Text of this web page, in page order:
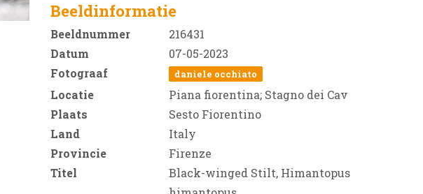
Beeldinformatie
Beeldnummer
216431
Datum
07-05-2023
Fotograaf
daniele occhiato
Locatie
Piana fiorentina; Stagno dei Cav
Plaats
Sesto Fiorentino
Land
Italy
Provincie
Firenze
Titel
Black-winged Stilt, Himantopus